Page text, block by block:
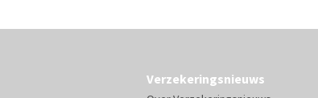
Verzekeringsnieuws